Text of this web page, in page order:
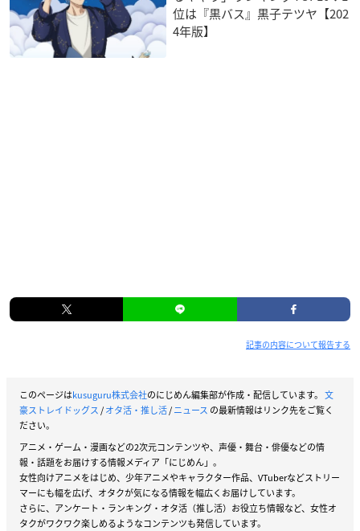
位は『黒バス』黒子テツヤ【202
4年版】
記事の内容について報告する
このページはkusuguru株式会社のにじめん編集部が作成・配信しています。 文
豪ストレイドッグス/オタ活・推し活/ニュース の最新情報はリンク先をご覧く
ださい。
アニメ・ゲーム・漫画などの2次元コンテンツや、声優・舞台・俳優などの情
報・話題をお届けする情報メディア「にじめん」。
女性向けアニメをはじめ、少年アニメやキャラクター作品、VTuberなどストリー
マーにも幅を広げ、オタクが気になる情報を幅広くお届けしています。
さらに、アンケート・ランキング・オタ活（推し活）お役立ち情報など、女性オ
タクがワクワク楽しめるようなコンテンツも発信しています。